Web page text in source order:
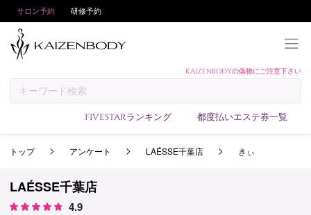
サロン予約 研修予約
KAIZENBODYの偽物にご注意下さい
FIVESTARランキング 都度払いエステ券一覧
予約方法
サロンランキング
トップ アンケート LAÉSSE千葉店 きぃ
LAÉSSE千葉店
4.9